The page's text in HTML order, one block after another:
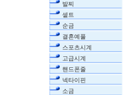
발찌
셑트
순금
결혼예풀
스포츠시계
고급시계
핸드폰줄
넥타이핀
소금